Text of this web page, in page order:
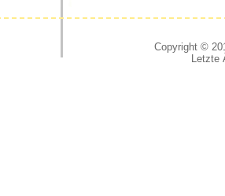
Copyright ©
Letzte